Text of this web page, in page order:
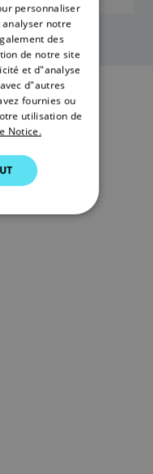
FRENCH
DANISH
ITALIAN
SWEDISH
GERMAN
DUTCH
SPANISH
personnaliser
notre
des
de notre site
et d"analyse
d"autres
fournies ou
utilisation de
Notice.